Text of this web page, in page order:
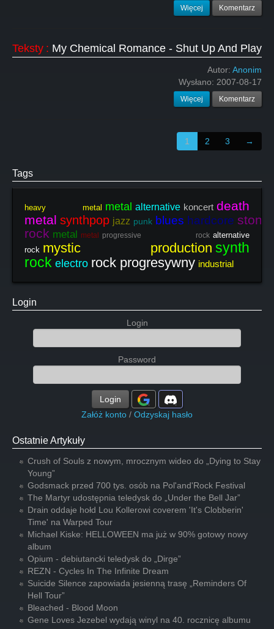
Więcej Komentarz
Teksty : My Chemical Romance - Shut Up And Play
Autor: Anonim
Wysłano: 2007-08-17
Więcej Komentarz
1 2 3 →
Tags
heavy metal metal alternative koncert death
metal synthpop jazz punk blues hardcore stoner
rock metal metal progressive rock alternative
rock mystic production synth
rock electro rock progresywny industrial
Login
Login
Password
Login
Załóż konto / Odzyskaj hasło
Ostatnie Artykuły
Crush of Souls z nowym, mrocznym wideo do „Dying to Stay
Young”
Godsmack przed 700 tys. osób na Pol'and'Rock Festival
The Martyr udostępnia teledysk do „Under the Bell Jar”
Drain oddaje hołd Lou Kollerowi coverem 'It's Clobberin'
Time' na Warped Tour
Michael Kiske: HELLOWEEN ma już w 90% gotowy nowy
album
Opium - debiutancki teledysk do „Dirge”
REZN - Cycles In The Infinite Dream
Suicide Silence zapowiada jesienną trasę „Reminders Of
Hell Tour”
Bleached - Blood Moon
Gene Loves Jezebel wydają winyl na 40. rocznicę albumu